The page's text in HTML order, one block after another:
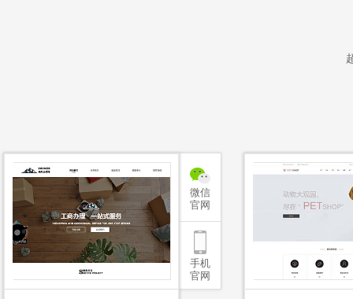
微信
官网
手机
官网